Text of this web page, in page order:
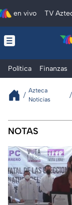
en vivo TV
Política Finanzas
Azteca
Noticias
NOTAS